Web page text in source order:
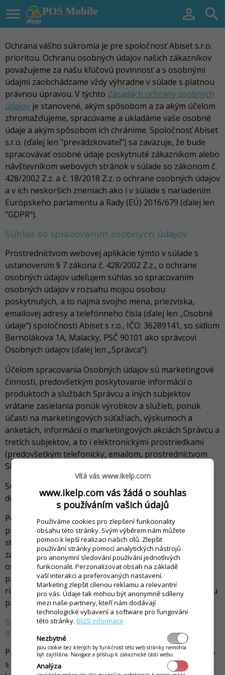
POS Mobile
  
Ochrana vášho súkromia je pre spoločnosť Abiset s.r.o.
prioritou. Ochranu osobných údajov našich zákazníkov
považujeme za našu kľúčovú povinnosť a s osobnými
údajmi zaobchádzame vždy výhradne v súlade s platnou
právnou úpravou. V týchto Zásadách ochrany osobných
údajov je stanovené, akým spôsobom a za akým účelom
zhromažďujeme, spracúvame a ukladáme vaše osobné
údaje a akým spôsobom ich chránime. Spoločnosť Abiset
s.r.o. (ďalej len "prevádzkovateľ") sa zaväzuje, že bude
spracovávať osobné údaje poskytnuté zákazníkom alebo
návštevníkom webových stránok v súlade so zákonom č.
428/2002 Z.z. a č. 18/2018 Z.z. o ochrane osobných údajov
a v ich neskorších zneniach ako i v súlade s nariadením
Európskeho parlamentu a Rady (EÚ) 2016/679 (ďalej len
"GDPR").
Súhlas so spracovaním osobných údajov
Prostredníctvom webovej aplikácie týmto v súlade s
ustanovením § 7 zákona č. 428/2002 Z.z., o ochrane
osobných údajov udeľujem súhlas so spracovaním
osobných údajov v rozsahu mojou osobou
poskytnutých, a to najmä svojho mena, priezviska,
emailovej adresy a telefónneho čísla (ďalej len „Osobné
údaje“) spoločnosti Abiset s r.o., IČO: 36289141, so sídlom
Bernolákova 1A, Malacky, PSČ 90101 ako správcovi
Osobných údajov (ďalej len „Správca“).
Účelom spracovania Osobných údajov sú marketingové
činnosti, predovšetkým poskytovanie informácií o
produktoch a službách Správcu a iných subjektov
vrátane zasielania ponúk výrobkov a služieb, ponúk
účasti na marketingových súťažiach, výskumoch a
anketách, informácií o marketingových akciách Správcu a
tretích subjektov, a to i elektronickými prostriedkami
(predovšetkým telefonicky, emailom, prostredníctvom
SMS a MMS správ).
Súhlas so spracovaním Osobných údajov udeľujem
dobrovoľne a to na dobu do odvolania tohto súhlasu.
Poučenie: Tento súhlas môžete kedykoľvek odvolať po
prihlásení sa na
stránke https://www.ikelp.com/sk/dashboard
zaslaním žiadosti na adresupodpora(at)ikelp.sk
osobné údaje budú zmazané bezodkladne okrem
prípadov, kedy vymazanie osobných údajov znemožní
riadne poskytovanie objednaných služieb alebo ochranu
práv Správcu (napríklad vymáhanie dlžnej sumy).
Súhlas so šírením obchodných oznámení
elektronickými prostriedkami
Prostredníctvom tejto webovej aplikácie týmto súhlasím
s využívaním svojho vyššie uvedeného elektronického
Vítá vás www.ikelp.com
www.ikelp.com vás žádá o souhlas
s používáním vašich údajů
Používáme cookies pro zlepšení funkcionality
obsahu této stránky. Svým výběrem nám můžete
pomoci k lepší realizaci našich cílů. Zlepšit
používání stránky pomocí analytických nástrojů
pro anonymní sledování používání jednotlivých
funkcionalit. Perzonalizovat obsah na základě
vaší interakci a preferovaných nastavení.
Marketing zlepšit cílenou reklamu a relevantní
pro vás. Údaje tak mohou být anonymně sdíleny
mezi naše partnery, kteří nám dodávají
technologické vybavení a software pro fungování
této stránky.Bližší informace
Nezbytné
jsou cookie bez kterých by funkčnost této web stránky nemohla
být zajištěna. Navigace a přístup k zákaznické části webu.
Analýza